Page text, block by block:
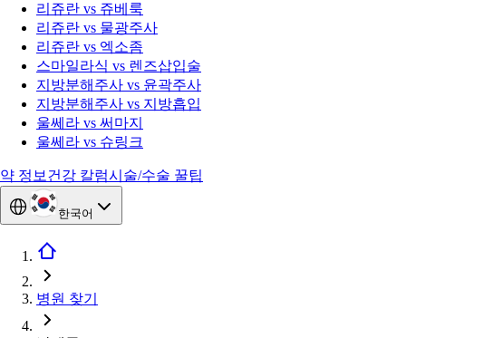
리쥬란 vs 쥬베룩
리쥬란 vs 물광주사
리쥬란 vs 엑소좀
스마일라식 vs 렌즈삽입술
지방분해주사 vs 윤곽주사
지방분해주사 vs 지방흡입
울쎄라 vs 써마지
울쎄라 vs 슈링크
약 정보 건강 칼럼시술/수술 꿀팁
한국어
병원 찾기